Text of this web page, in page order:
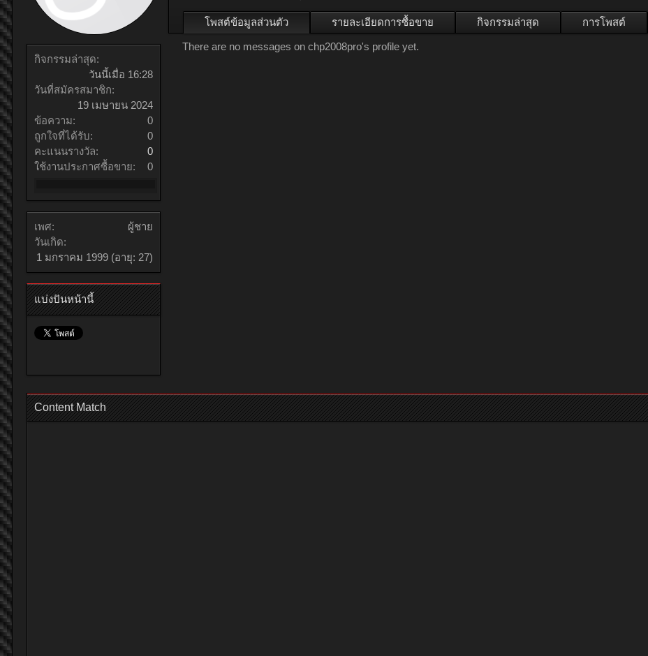
กิจกรรมล่าสุด:
วันนี้เมื่อ 16:28
วันที่สมัครสมาชิก:
19 เมษายน 2024
ข้อความ:
0
ถูกใจที่ได้รับ:
0
คะแนนรางวัล:
0
ใช้งานประกาศซื้อขาย:
0
เพศ:
ผู้ชาย
วันเกิด:
1 มกราคม 1999 (อายุ: 27)
แบ่งปันหน้านี้
โพสต์ข้อมูลส่วนตัว รายละเอียดการซื้อขาย กิจกรรมล่าสุด การโพสต์
There are no messages on chp2008pro's profile yet.
Content Match